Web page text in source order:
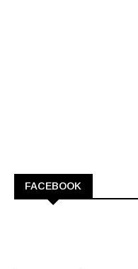
FACEBOOK